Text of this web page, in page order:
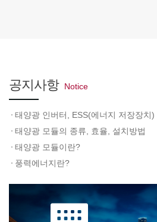
공지사항 Notice
홈페이지 오픈을 축하합니다.
태양광 인버터, ESS(에너지 저장장치)
태양광 모듈의 종류, 효율, 설치방법
태양광 모듈이란?
풍력에너지란?
태양광 모듈 및 전지
태양전지 모듈 배치
태양광 발전사업 인허가 절차 및 제출..